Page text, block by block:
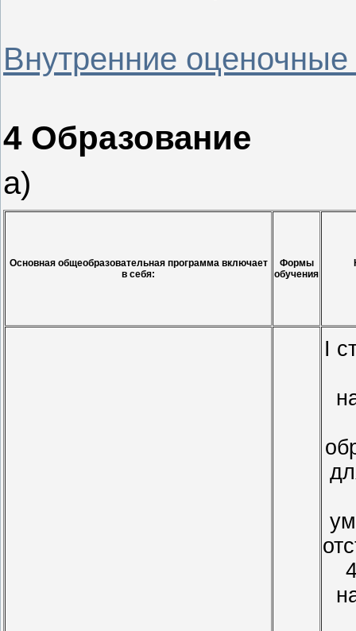
Внутренние
4 Образование
а)
Основная общеобразовательная программа включает
в себя:
Формы
обучения
I